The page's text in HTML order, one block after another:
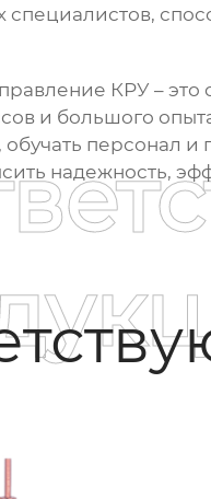
КРУ – это
и большого
персонал и
надежность,